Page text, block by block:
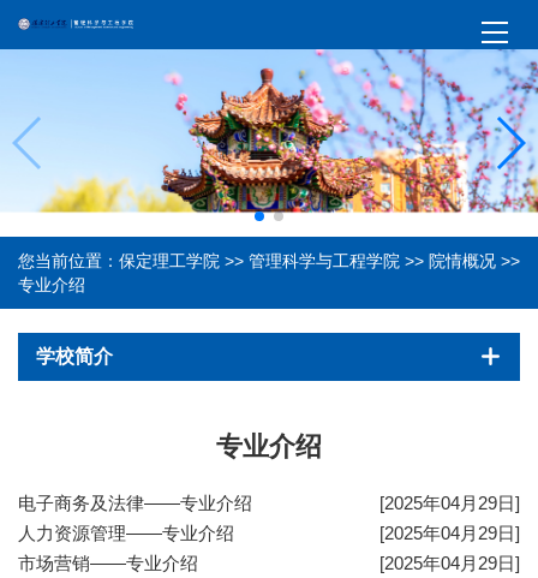
您当前位置： 保定理工学院 >> 管理科学与工程学院 >> 院情概况 >>
专业介绍
学校简介
专业介绍
电子商务及法律——专业介绍
[2025年04月29日]
人力资源管理——专业介绍
[2025年04月29日]
市场营销——专业介绍
[2025年04月29日]